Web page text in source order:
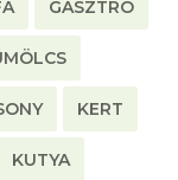
GASZTRO
KERT
KUTYA